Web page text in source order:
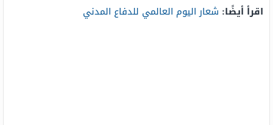
اقرأ أيضًا: شعار اليوم العالمي للدفاع المدني